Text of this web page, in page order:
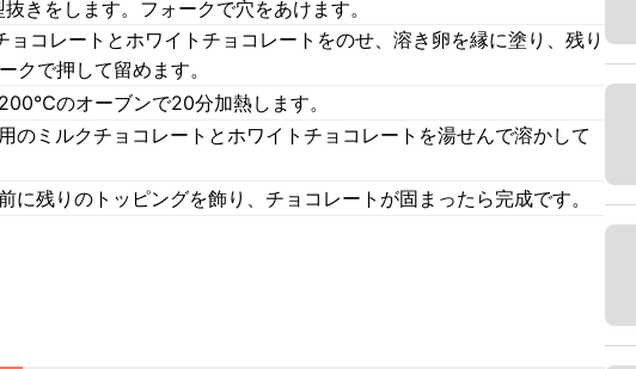
きをします。フォークで穴をあけます。
ョコレートとホワイトチョコレートをのせ、溶き卵を縁に塗り、残り
クで押して留めます。
のオーブンで20分加熱します。
のミルクチョコレートとホワイトチョコレートを湯せんで溶かして
に残りのトッピングを飾り、チョコレートが固まったら完成です。